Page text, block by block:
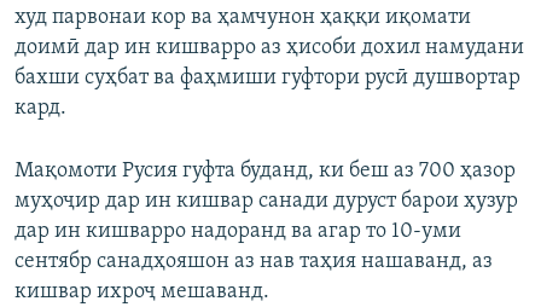
худ парвонаи кор ва ҳамчунон ҳаққи иқомати
доимӣ дар ин кишварро аз ҳисоби дохил намудани
бахши суҳбат ва фаҳмиши гуфтори русӣ душвортар
кард.
Мақомоти Русия гуфта буданд, ки беш аз 700 ҳазор
муҳоҷир дар ин кишвар санади дуруст барои ҳузур
дар ин кишварро надоранд ва агар то 10-уми
сентябр санадҳояшон аз нав таҳия нашаванд, аз
кишвар ихроҷ мешаванд.